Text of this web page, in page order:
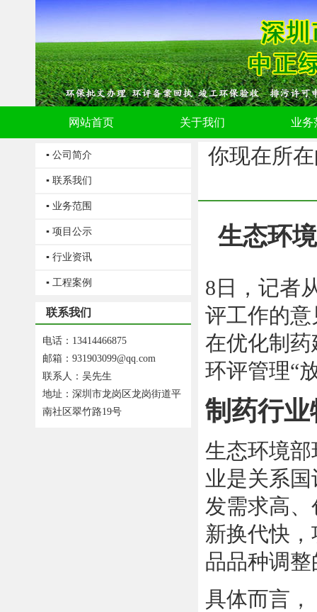
网站首页 关于我们 业务
▪ 公司简介
▪ 联系我们
▪ 业务范围
▪ 项目公示
▪ 行业资讯
▪ 工程案例
联系我们
电话：13414466875
邮箱：931903099@qq.com
联系人：吴先生
地址：深圳市龙岗区龙岗街道平
南社区翠竹路19号
你现在所
生态环
8日，记者
评工作的
在优化制
环评管理“
制药行
生态环境
业是关系
发需求高
新换代快
品品种调
具体而言